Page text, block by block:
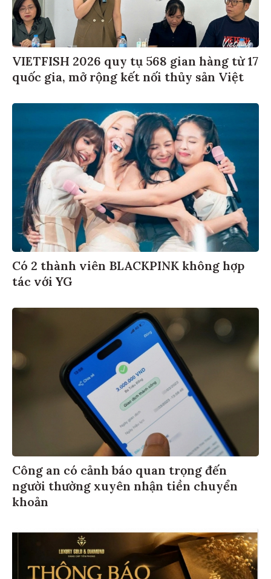
VIETFISH 2026 quy tụ 568 gian hàng từ 17
quốc gia, mở rộng kết nối thủy sản Việt
Có 2 thành viên BLACKPINK không hợp
tác với YG
Công an có cảnh báo quan trọng đến
người thường xuyên nhận tiền chuyển
khoản